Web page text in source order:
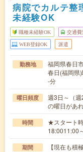
病院でカルテ整
未経験OK
職種未経験OK 交通費
WEB登録OK 派遣
勤務地
福岡県春日
春日(福岡県
-分
曜日頻度
週3日～（
の曜日があ
時間
★スタート
18:0011:00
期間 【現在も積